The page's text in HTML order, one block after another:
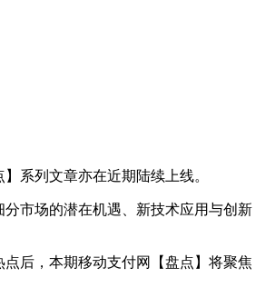
系列文章亦在近期陆续上线。
市场的潜在机遇、新技术应用与创新
后，本期移动支付网【盘点】将聚焦